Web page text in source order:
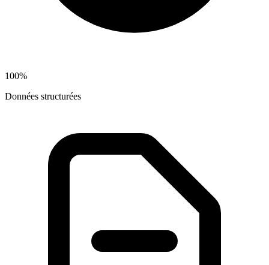
100%
Données structurées